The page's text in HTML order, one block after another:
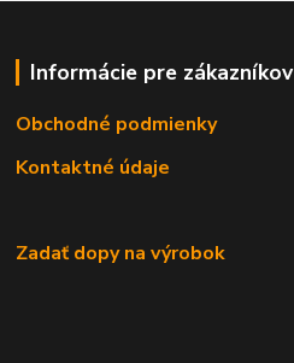
Informácie pre zákazníkov
Obchodné podmienky
Kontaktné údaje
Zadať dopy na výrobok